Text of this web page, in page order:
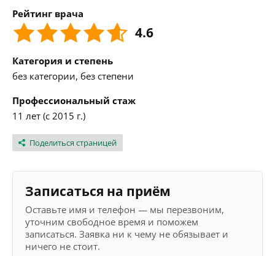
Рейтинг врача
4.6
Категория и степень
без категории, без степени
Профессиональный стаж
11 лет (с 2015 г.)
Поделиться страницей
Записаться на приём
Оставьте имя и телефон — мы перезвоним,
уточним свободное время и поможем
записаться. Заявка ни к чему не обязывает и
ничего не стоит.